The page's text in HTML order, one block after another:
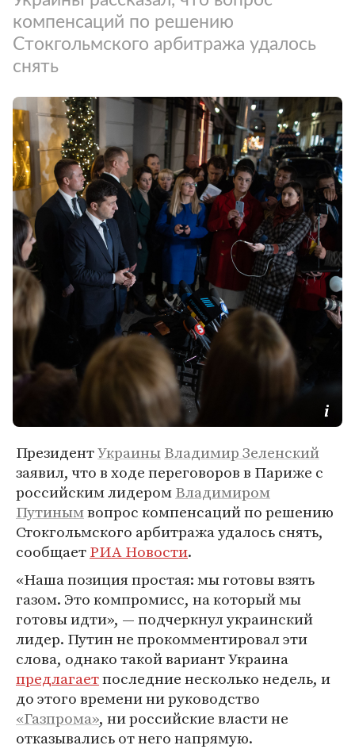
компенсаций по решению
Стокгольмского арбитража удалось
снять
ПрезидентУкраиныВладимир Зеленский
заявил, что в ходе переговоров в Париже с
российским лидеромВладимиром
Путинымвопрос компенсаций по решению
Стокгольмского арбитража удалось снять,
сообщаетРИА Новости.
«Наша позиция простая: мы готовы взять
газом. Это компромисс, на который мы
готовы идти», — подчеркнул украинский
лидер. Путин не прокомментировал эти
слова, однако такой вариант Украина
предлагаетпоследние несколько недель, и
до этого времени ни руководство
«Газпрома», ни российские власти не
отказывались от него напрямую.